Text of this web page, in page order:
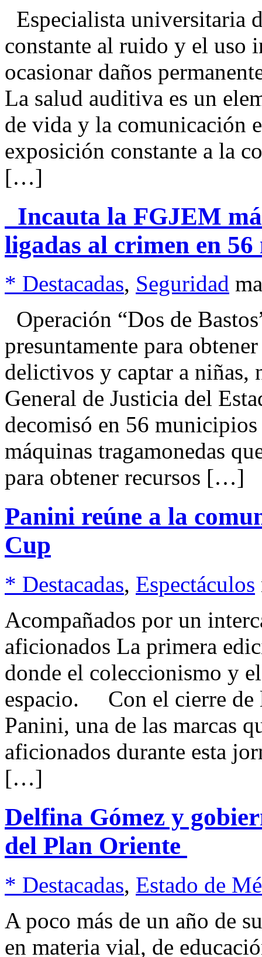
Especialista universitaria
constante al ruido y el uso
ocasionar daños
La salud auditiva es un
de vida y la comunicación
exposición constante a la
[…]
Incauta la FGJEM
ligadas al crimen en
* Destacadas, Seguridad
Operación “Dos de
presuntamente para
delictivos y captar a
General de Justicia del
decomisó en 56
máquinas tragamonedas
para obtener recursos […]
Panini reúne a la
Cup
* Destacadas, Espectáculos
Acompañados por un
aficionados La primera
donde el coleccionismo y
espacio. Con el cierre
Panini, una de las marcas
aficionados durante esta
[…]
Delfina Gómez y
del Plan Oriente
* Destacadas, Estado de
A poco más de un año de
en materia vial, de